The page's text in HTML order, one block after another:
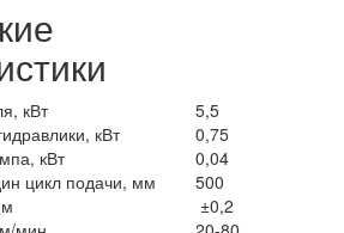
кВт
5,5
кВт
0,75
кВт
0,04
цикл подачи, мм
500
±0,2